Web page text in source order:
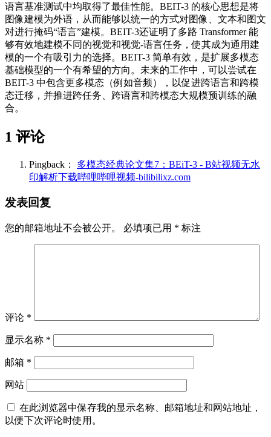
语言基准测试中均取得了最佳性能。BEIT-3 的核心思想是将
图像建模为外语，从而能够以统一的方式对图像、文本和图文
对进行掩码“语言”建模。BEIT-3还证明了多路 Transformer 能
够有效地建模不同的视觉和视觉-语言任务，使其成为通用建
模的一个有吸引力的选择。BEIT-3 简单有效，是扩展多模态
基础模型的一个有希望的方向。未来的工作中，可以尝试在
BEIT-3 中包含更多模态（例如音频），以促进跨语言和跨模
态迁移，并推进跨任务、跨语言和跨模态大规模预训练的融
合。
1 评论
Pingback： 多模态经典论文集7：BEiT-3 - B站视频无水
印解析下载哔哩哔哩视频-bilibilixz.com
发表回复
您的邮箱地址不会被公开。 必填项已用 * 标注
评论 *
显示名称 *
邮箱 *
网站
在此浏览器中保存我的显示名称、邮箱地址和网站地址，
以便下次评论时使用。